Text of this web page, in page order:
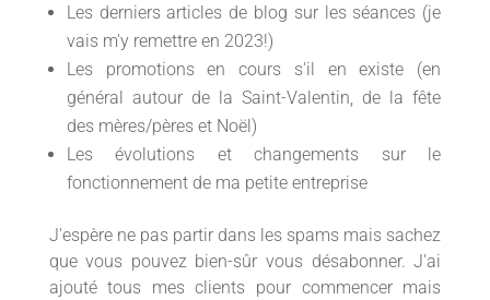
Les derniers articles de blog sur les séances (je
vais m'y remettre en 2023!)
Les promotions en cours s'il en existe (en
général autour de la Saint-Valentin, de la fête
des mères/pères et Noël)
Les évolutions et changements sur le
fonctionnement de ma petite entreprise
J'espère ne pas partir dans les spams mais sachez
que vous pouvez bien-sûr vous désabonner. J'ai
ajouté tous mes clients pour commencer mais